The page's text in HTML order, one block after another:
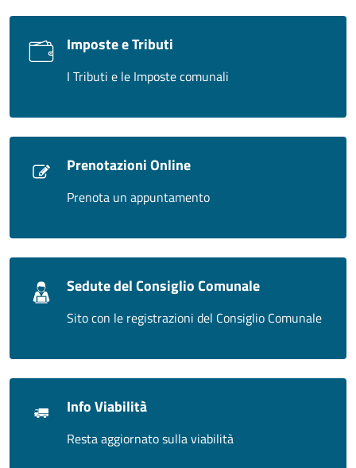
Imposte e Tributi
I Tributi e le Imposte comunali
Prenotazioni Online
Prenota un appuntamento
Sedute del Consiglio Comunale
Sito con le registrazioni del Consiglio Comunale
Info Viabilità
Resta aggiornato sulla viabilità